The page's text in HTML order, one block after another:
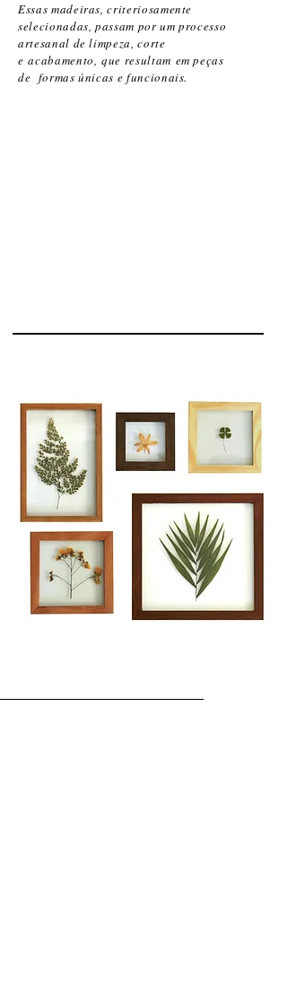
Essas madeiras, criteriosamente
selecionadas, passam por um processo
artesanal de limpeza, corte
e acabamento, que resultam em peças
de formas únicas e funcionais.